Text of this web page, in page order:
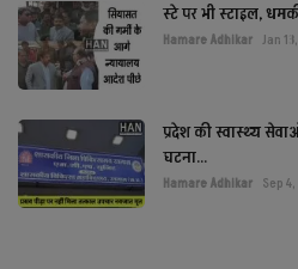
स्टे पर भी स्टाइल,
Hamare Adhikar Jan
प्रदेश की स्वास्थ्य
घटना...
Hamare Adhikar Sep